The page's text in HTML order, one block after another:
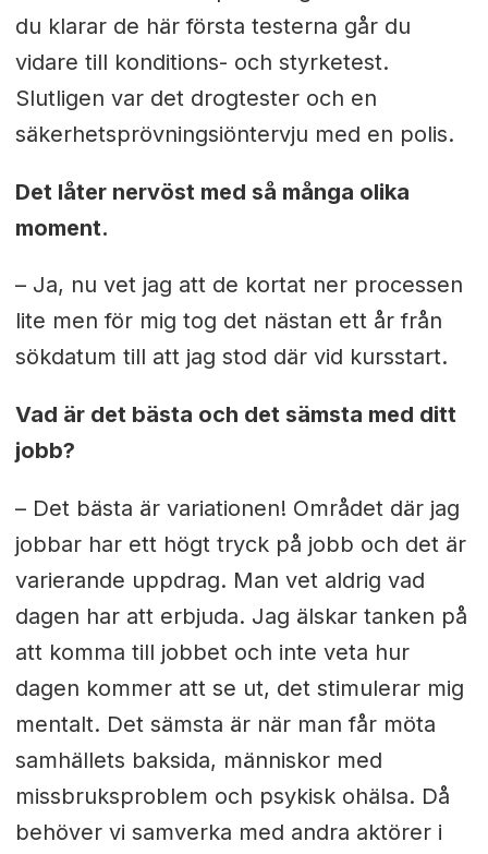
du klarar de här första testerna går du
vidare till konditions- och styrketest.
Slutligen var det drogtester och en
säkerhetsprövningsiöntervju med en polis.
Det låter nervöst med så många olika
moment.
– Ja, nu vet jag att de kortat ner processen
lite men för mig tog det nästan ett år från
sökdatum till att jag stod där vid kursstart.
Vad är det bästa och det sämsta med ditt
jobb?
– Det bästa är variationen! Området där jag
jobbar har ett högt tryck på jobb och det är
varierande uppdrag. Man vet aldrig vad
dagen har att erbjuda. Jag älskar tanken på
att komma till jobbet och inte veta hur
dagen kommer att se ut, det stimulerar mig
mentalt. Det sämsta är när man får möta
samhällets baksida, människor med
missbruksproblem och psykisk ohälsa. Då
behöver vi samverka med andra aktörer i